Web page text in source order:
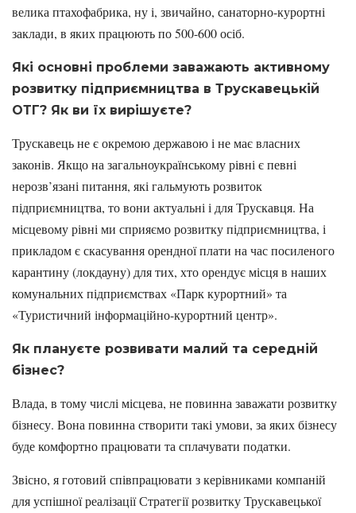
велика птахофабрика, ну і, звичайно, санаторно-курортні
заклади, в яких працюють по 500-600 осіб.
Які основні проблеми заважають активному
розвитку підприємництва в Трускавецькій
ОТГ? Як ви їх вирішуєте?
Трускавець не є окремою державою і не має власних
законів. Якщо на загальноукраїнському рівні є певні
нерозв’язані питання, які гальмують розвиток
підприємництва, то вони актуальні і для Трускавця. На
місцевому рівні ми сприяємо розвитку підприємництва, і
прикладом є скасування орендної плати на час посиленого
карантину (локдауну) для тих, хто орендує місця в наших
комунальних підприємствах «Парк курортний» та
«Туристичний інформаційно-курортний центр».
Як плануєте розвивати малий та середній
бізнес?
Влада, в тому числі місцева, не повинна заважати розвитку
бізнесу. Вона повинна створити такі умови, за яких бізнесу
буде комфортно працювати та сплачувати податки.
Звісно, я готовий співпрацювати з керівниками компаній
для успішної реалізації Стратегії розвитку Трускавецької